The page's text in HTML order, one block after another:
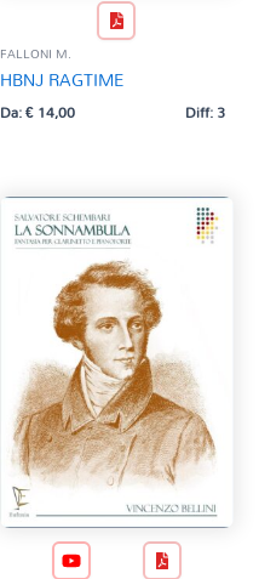
FALLONI M.
HBNJ RAGTIME
Da:€14,00 Diff: 3